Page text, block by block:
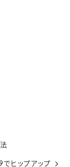
でヒップアップ